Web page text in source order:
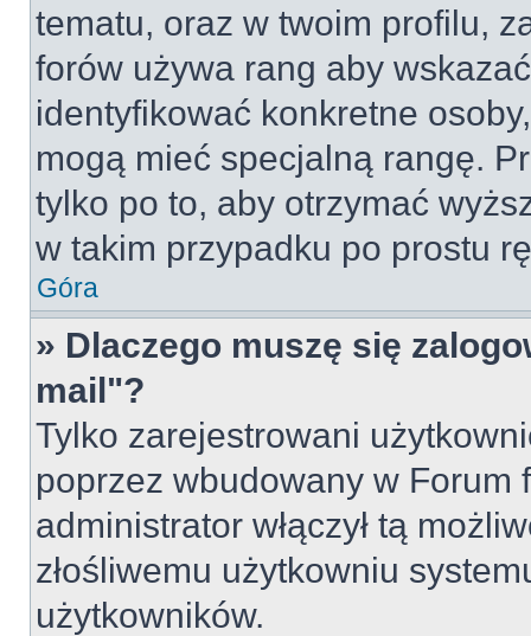
tematu, oraz w twoim profilu,
forów używa rang aby
identyfikować konkretne
mogą mieć specjalną rangę.
tylko po to, aby otrzymać
w takim przypadku po prostu
Góra
» Dlaczego muszę się
mail"?
Tylko zarejestrowani
poprzez wbudowany w Forum
administrator włączył tą
złośliwemu użytkowniu
użytkowników.